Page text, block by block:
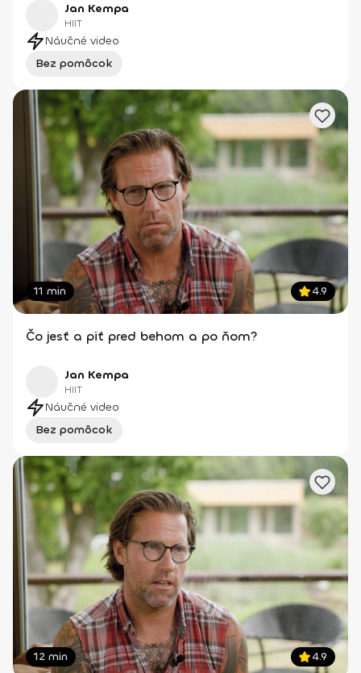
Jan Kempa
HIIT
Náučné video
Bez pomôcok
11 min 4.9
Čo jesť a piť pred behom a po ňom?
Jan Kempa
HIIT
Náučné video
Bez pomôcok
12 min 4.9